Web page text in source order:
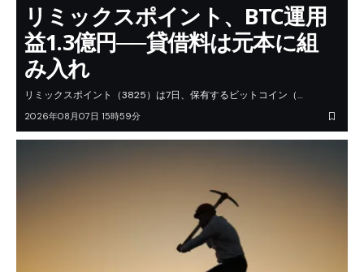
リミックスポイント、BTC運用
益1.3億円──貸借料は元本に組
み入れ
リミックスポイント（3825）は7日、保有するビットコイン（…
2026年08月07日 15時59分